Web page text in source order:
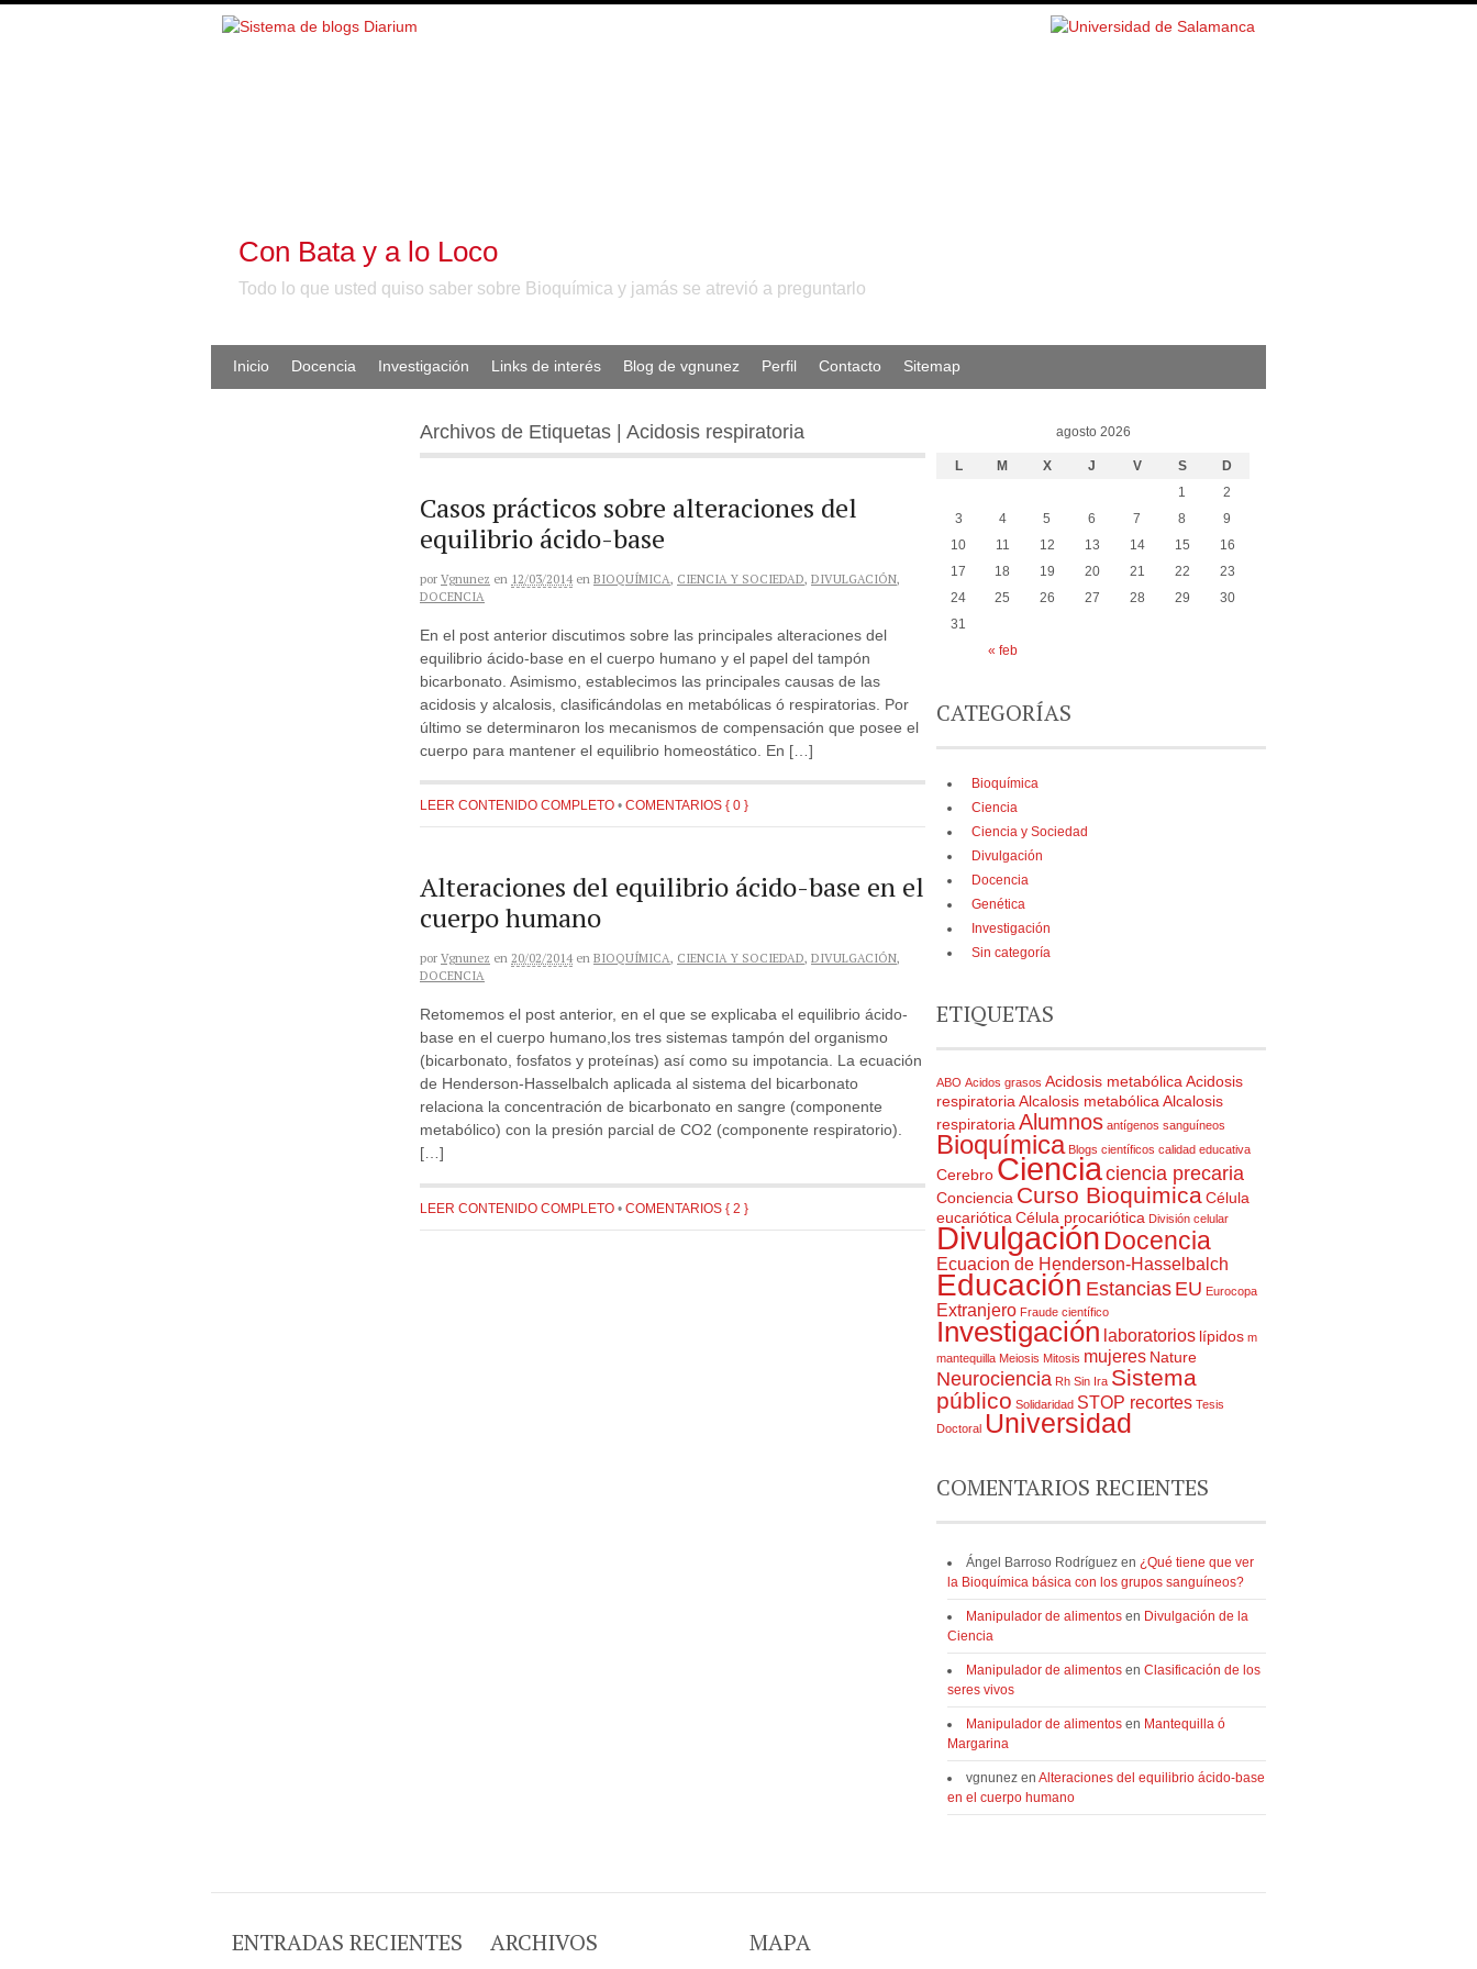
Con Bata y a lo Loco
Todo lo que usted quiso saber sobre Bioquímica y jamás se atrevió a preguntarlo
Inicio Docencia Investigación Links de interés Blog de vgnunez Perfil Contacto Sitemap
Archivos de Etiquetas | Acidosis respiratoria
Casos prácticos sobre alteraciones del
equilibrio ácido-base
por Vgnunez en 12/03/2014 en BIOQUÍMICA, CIENCIA Y SOCIEDAD, DIVULGACIÓN,
DOCENCIA
En el post anterior discutimos sobre las principales alteraciones del
equilibrio ácido-base en el cuerpo humano y el papel del tampón
bicarbonato. Asimismo, establecimos las principales causas de las
acidosis y alcalosis, clasificándolas en metabólicas ó respiratorias. Por
último se determinaron los mecanismos de compensación que posee el
cuerpo para mantener el equilibrio homeostático. En […]
LEER CONTENIDO COMPLETO • COMENTARIOS { 0 }
Alteraciones del equilibrio ácido-base en el
cuerpo humano
por Vgnunez en 20/02/2014 en BIOQUÍMICA, CIENCIA Y SOCIEDAD, DIVULGACIÓN,
DOCENCIA
Retomemos el post anterior, en el que se explicaba el equilibrio ácido-
base en el cuerpo humano,los tres sistemas tampón del organismo
(bicarbonato, fosfatos y proteínas) así como su impotancia. La ecuación
de Henderson-Hasselbalch aplicada al sistema del bicarbonato
relaciona la concentración de bicarbonato en sangre (componente
metabólico) con la presión parcial de CO2 (componente respiratorio).
[…]
LEER CONTENIDO COMPLETO • COMENTARIOS { 2 }
agosto 2026
L M X J V S D
« feb
1
2
3
4 5 6 7 8
9
10
11 12 13 14 15
16
17
18 19 20 21 22
23
24
25 26 27 28 29
30
31
CATEGORÍAS
Bioquímica
Ciencia
Ciencia y Sociedad
Divulgación
Docencia
Genética
Investigación
Sin categoría
ETIQUETAS
ABO Acidos grasos Acidosis metabólica Acidosis
respiratoria Alcalosis metabólica Alcalosis
respiratoria Alumnos antígenos sanguíneos
Bioquímica Blogs científicos calidad educativa
Cerebro Cienciaciencia precaria
Conciencia Curso Bioquimica Célula
eucariótica Célula procariótica División celular
DivulgaciónDocencia
Ecuacion de Henderson-Hasselbalch
Educación Estancias EU Eurocopa
Extranjero Fraude científico
Investigación laboratorios lípidos m
mantequilla Meiosis Mitosis mujeres Nature
Neurociencia Rh Sin Ira Sistema
público Solidaridad STOP recortes Tesis
Doctoral Universidad
COMENTARIOS RECIENTES
Ángel Barroso Rodríguez en ¿Qué tiene que ver
la Bioquímica básica con los grupos sanguíneos?
Manipulador de alimentos en Divulgación de la
Ciencia
Manipulador de alimentos en Clasificación de los
seres vivos
Manipulador de alimentos en Mantequilla ó
Margarina
vgnunez en Alteraciones del equilibrio ácido-base
en el cuerpo humano
ENTRADAS RECIENTES ARCHIVOS MAPA